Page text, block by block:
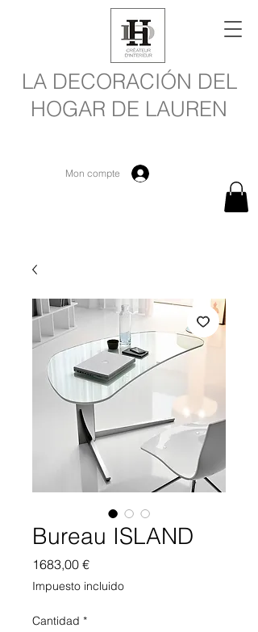
LA DECORACIÓN DEL
HOGAR DE LAUREN
Mon compte
Bureau ISLAND
1683,00 €Precio
Impuesto incluido
Cantidad *